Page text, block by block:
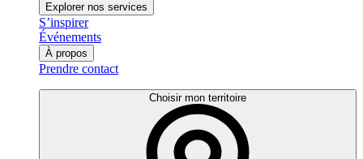
Explorer nos services
S’inspirer
Événements
À propos
Prendre contact
Choisir mon territoire